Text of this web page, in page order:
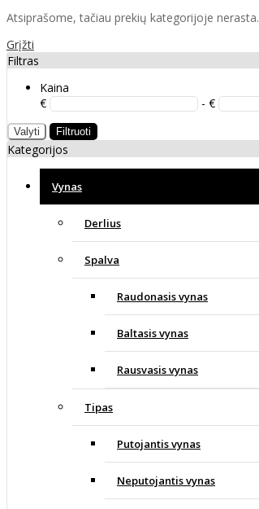
Atsiprašome, tačiau prekių kategorijoje nerasta.
Grįžti
Filtras
Kaina
€
- €
Valyti Filtruoti
Kategorijos
Vynas
Derlius
Spalva
Raudonasis vynas
Baltasis vynas
Rausvasis vynas
Tipas
Putojantis vynas
Neputojantis vynas